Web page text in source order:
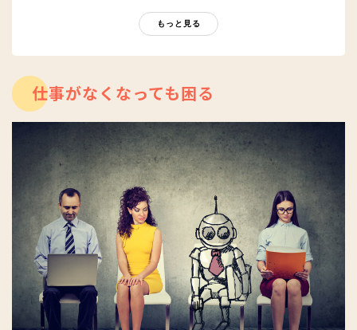
聞社グループの日経BP社において「日経メディカル」「日経バ
イオテク」「日経ビジネス」の編集者、記者を務めた後、医療
ポータルサイト最大手のエムスリーなどを経て、2017年に会社
信。
YouTube：
https://youtube.com/@stellach
もっと見る
仕事がなくなっても困る